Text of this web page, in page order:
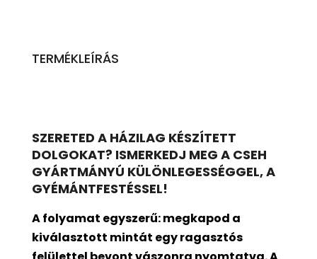
TERMÉKLEÍRÁS
SZERETED A HÁZILAG KÉSZÍTETT
DOLGOKAT? ISMERKEDJ MEG A CSEH
GYÁRTMÁNYÚ KÜLÖNLEGESSÉGGEL, A
GYÉMÁNTFESTÉSSEL!
A folyamat egyszerű: megkapod a
kiválasztott mintát egy ragasztós